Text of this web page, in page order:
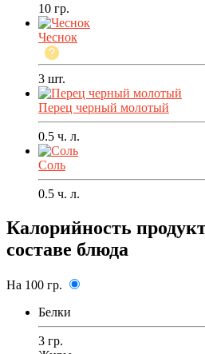
10 гр.
Чеснок
3 шт.
Перец черный молотый
0.5 ч. л.
Соль
0.5 ч. л.
Калорийность
составе блюда
На 100 гр.
Белки
3 гр.